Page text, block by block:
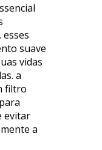
suave
vidas
a
filtro
evitar
a